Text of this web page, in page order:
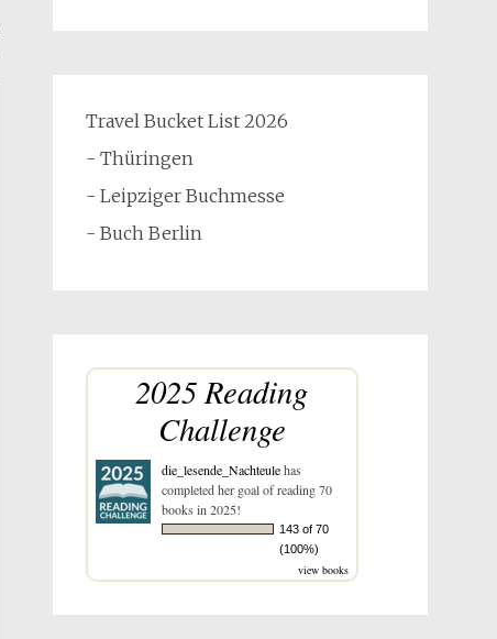
Travel Bucket List 2026
- Thüringen
- Leipziger Buchmesse
- Buch Berlin
2025 Reading
Challenge
die_lesende_Nachteulehas
completed her goal of reading 70
books in 2025!
143 of 70
(100%)
view books